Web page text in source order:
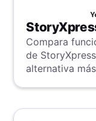
Compara
de
alternativa